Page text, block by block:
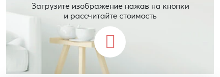
Загрузите изображение нажав на кнопки
и рассчитайте стоимость